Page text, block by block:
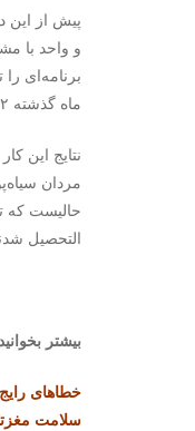
پیش از این
برنامه‌ای
ماه گذشته ۵۲ هزار جلسه مشاوره در این دانشگاه برگزار شده است.
حالیست که
التحصیل شدند ۲۰۰ درصد افزایش
بیشتر
خطاهای
سلامت